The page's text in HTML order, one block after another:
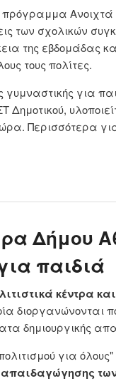
πρόγραμμα
των σχολικών
της εβδομάδας
τους πολίτες.
για
Περισσότερα
Δήμου
παιδιά
κέντρα
διοργανώνονται
δημιουργικής
για